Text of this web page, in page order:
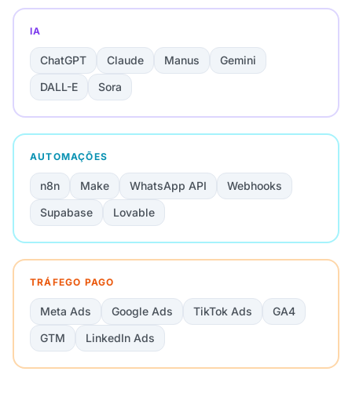
IA
ChatGPT Claude Manus
Gemini
DALL-E
Sora
AUTOMAÇÕES
n8n Make WhatsApp API
Webhooks
Supabase
Lovable
TRÁFEGO PAGO
Meta Ads Google Ads TikTok Ads
GA4
GTM
LinkedIn Ads